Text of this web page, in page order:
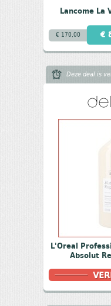
Lancome La
€ 170,00 €
Deze deal is
L'Oreal
Absolut